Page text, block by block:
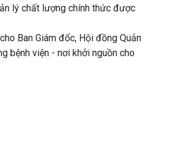
lý chất lượng chính thức được
Ban Giám đốc, Hội đồng Quản
bệnh viện - nơi khởi nguồn cho